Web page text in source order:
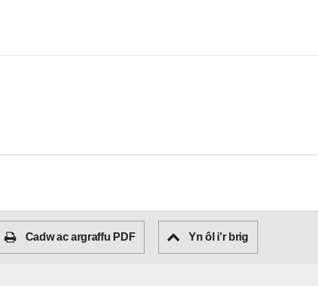
Cadw ac argraffu PDF Yn ôl i'r brig